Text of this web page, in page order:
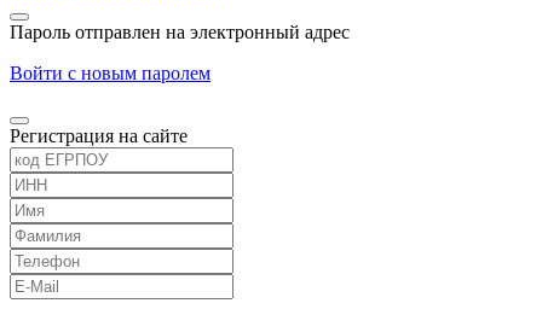
Пароль отправлен на электронный адрес
Войти с новым паролем
Регистрация на сайте